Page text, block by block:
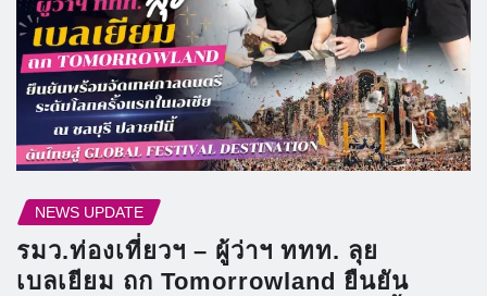
NEWS UPDATE
รมว.ท่องเที่ยวฯ – ผู้ว่าฯ ททท. ลุย
เบลเยียม ถก Tomorrowland ยืนยัน